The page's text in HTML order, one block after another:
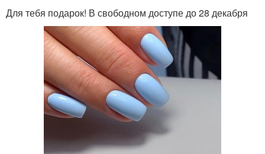
Для тебя подарок! В свободном доступе до 28 декабря